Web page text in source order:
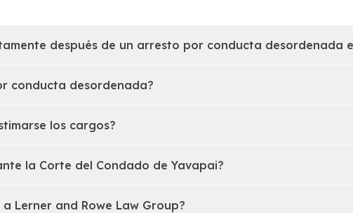
después de un arresto por conducta desordenada
conducta desordenada?
los cargos?
la Corte del Condado de Yavapai?
Lerner and Rowe Law Group?